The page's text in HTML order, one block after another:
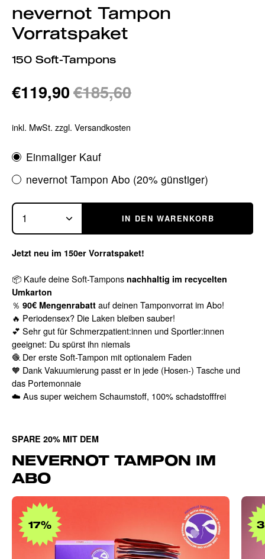
nevernot Tampon
Vorratspaket
150 Soft-Tampons
€119,90€185,60
inkl. MwSt. zzgl. Versandkosten
Abonnement
Einmaliger Kauf
nevernot Tampon Abo (20% günstiger)
1 IN DEN WARENKORB
Jetzt neu im 150er Vorratspaket!
📦 Kaufe deine Soft-Tampons nachhaltig im recycelten
Umkarton
％ 90€ Mengenrabatt auf deinen Tamponvorrat im Abo!
🔥 Periodensex? Die Laken bleiben sauber!
💕 Sehr gut für Schmerzpatient:innen und Sportler:innen
geeignet: Du spürst ihn niemals
🧶 Der erste Soft-Tampon mit optionalem Faden
🧡 Dank Vakuumierung passt er in jede (Hosen-) Tasche und
das Portemonnaie
☁️ Aus super weichem Schaumstoff, 100% schadstofffrei
SPARE 20% MIT DEM
NEVERNOT TAMPON IM
ABO
Spender
17%